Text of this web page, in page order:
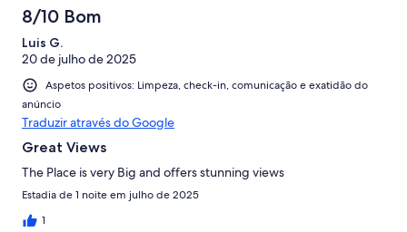
8/10 Bom
Luis G.
20 de julho de 2025
Aspetos positivos: Limpeza, check-in, comunicação e exatidão do
anúncio
Traduzir através do Google
Great Views
The Place is very Big and offers stunning views
Estadia de 1 noite em julho de 2025
1